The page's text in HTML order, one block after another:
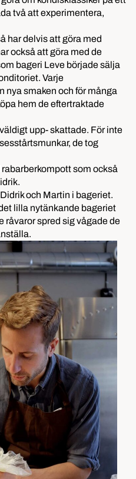
två att experimentera,
har delvis att göra med
också att göra med de
bageri Leve började sälja
Varje
nya smaken och för många
hem de eftertraktade
upp- skattade. För inte
de tog
som också
och Martin i bageriet.
lilla nytänkande bageriet
råvaror spred sig vågade de